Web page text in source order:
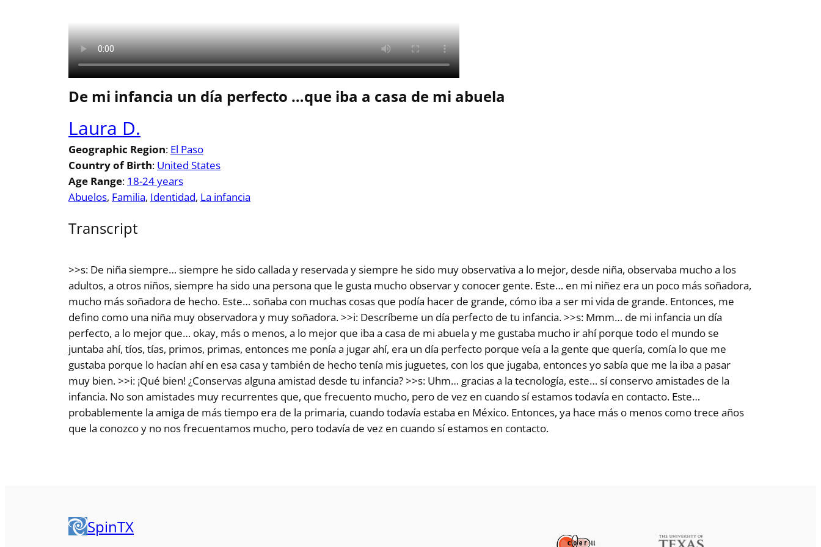
De mi infancia un día perfecto …que iba a casa de mi abuela
Laura D.
Geographic Region: El Paso
Country of Birth: United States
Age Range: 18-24 years
Abuelos, Familia, Identidad, La infancia
Transcript
>>s: De niña siempre… siempre he sido callada y reservada y siempre he sido muy observativa a lo mejor, desde niña, observaba mucho a los
adultos, a otros niños, siempre ha sido una persona que le gusta mucho observar y conocer gente. Este… en mi niñez era un poco más soñadora,
mucho más soñadora de hecho. Este… soñaba con muchas cosas que podía hacer de grande, cómo iba a ser mi vida de grande. Entonces, me
defino como una niña muy observadora y muy soñadora. >>i: Descríbeme un día perfecto de tu infancia. >>s: Mmm… de mi infancia un día
perfecto, a lo mejor que… okay, más o menos, a lo mejor que iba a casa de mi abuela y me gustaba mucho ir ahí porque todo el mundo se
juntaba ahí, tíos, tías, primos, primas, entonces me ponía a jugar ahí, era un día perfecto porque veía a la gente que quería, comía lo que me
gustaba porque lo hacían ahí en esa casa y también de hecho tenía mis juguetes, con los que jugaba, entonces yo sabía que me la iba a pasar
muy bien. >>i: ¡Qué bien! ¿Conservas alguna amistad desde tu infancia? >>s: Uhm… gracias a la tecnología, este… sí conservo amistades de la
infancia. No son amistades muy recurrentes que, que frecuento mucho, pero de vez en cuando sí estamos todavía en contacto. Este…
probablemente la amiga de más tiempo era de la primaria, cuando todavía estaba en México. Entonces, ya hace más o menos como trece años
que la conozco y no nos frecuentamos mucho, pero todavía de vez en cuando sí estamos en contacto.
SpinTX